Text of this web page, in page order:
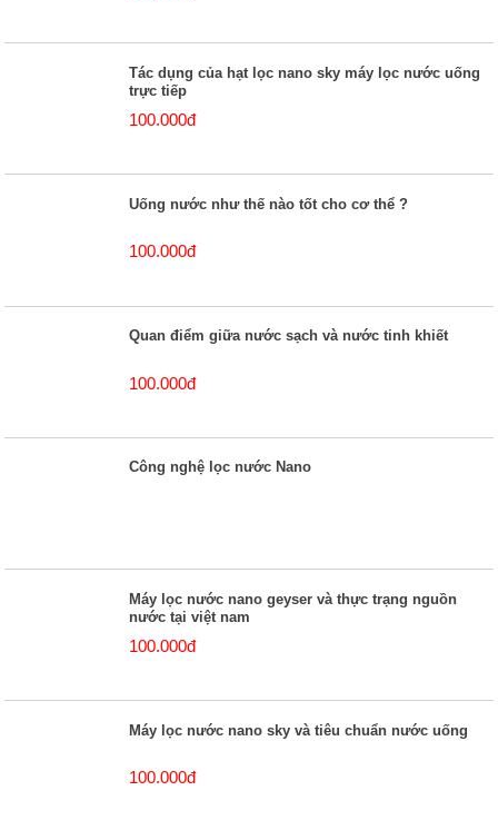
Tác dụng của hạt lọc nano sky máy lọc nước uống
trực tiếp
100.000đ
Uống nước như thế nào tốt cho cơ thể ?
100.000đ
Quan điểm giữa nước sạch và nước tinh khiết
100.000đ
Công nghệ lọc nước Nano
Máy lọc nước nano geyser và thực trạng nguồn
nước tại việt nam
100.000đ
Máy lọc nước nano sky và tiêu chuẩn nước uống
100.000đ